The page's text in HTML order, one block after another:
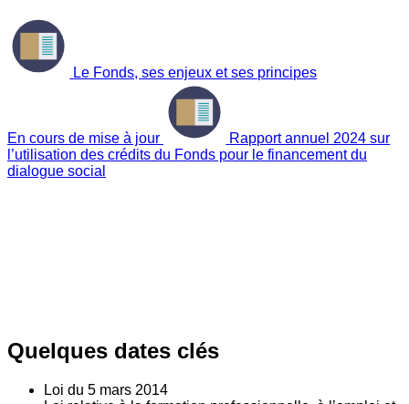
Le Fonds, ses enjeux et ses principes
En cours de mise à jour
Rapport annuel 2024 sur
l’utilisation des crédits du Fonds pour le financement du
dialogue social
Quelques dates clés
Loi du 5 mars 2014